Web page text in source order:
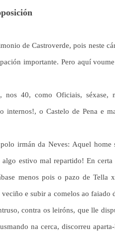
de Castroverde, pois neste
importante. Pero aquí
nos 40, como Oficiais, séxase,
internos!, o Castelo de Pena e
irmán da Neves: Aquel home
estivo mal repartido! En certa
menos pois o pazo de Tella
e subir a comelos ao faiado
contra os leiróns, que lle
na cerca, discorreu